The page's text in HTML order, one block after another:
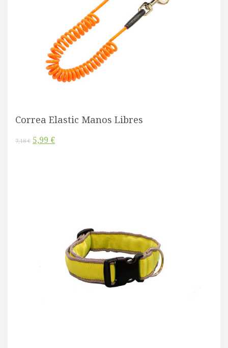
Correa Elastic Manos Libres
7,18 € 5,99 €